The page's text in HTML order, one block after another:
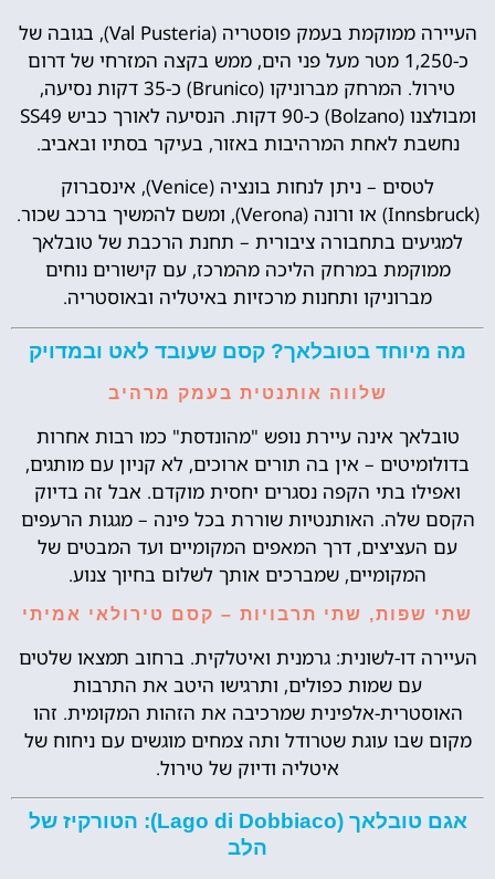
העיירה ממוקמת בעמק פוסטריה (Val Pusteria), בגובה של
כ-1,250 מטר מעל פני הים, ממש בקצה המזרחי של דרום
טירול. המרחק מברוניקו (Brunico) כ-35 דקות נסיעה,
ומבולצנו (Bolzano) כ-90 דקות. הנסיעה לאורך כביש SS49
נחשבת לאחת המרהיבות באזור, בעיקר בסתיו ובאביב.
לטסים – ניתן לנחות בונציה (Venice), אינסברוק
(Innsbruck) או ורונה (Verona), ומשם להמשיך ברכב שכור.
למגיעים בתחבורה ציבורית – תחנת הרכבת של טובלאך
ממוקמת במרחק הליכה מהמרכז, עם קישורים נוחים
מברוניקו ותחנות מרכזיות באיטליה ובאוסטריה.
מה מיוחד בטובלאך? קסם שעובד לאט ובמדויק
שלווה אותנטית בעמק מרהיב
טובלאך אינה עיירת נופש "מהונדסת" כמו רבות אחרות
בדולומיטים – אין בה תורים ארוכים, לא קניון עם מותגים,
ואפילו בתי הקפה נסגרים יחסית מוקדם. אבל זה בדיוק
הקסם שלה. האותנטיות שוררת בכל פינה – מגגות הרעפים
עם העציצים, דרך המאפים המקומיים ועד המבטים של
המקומיים, שמברכים אותך לשלום בחיוך צנוע.
שתי שפות, שתי תרבויות – קסם טירולאי אמיתי
העיירה דו-לשונית: גרמנית ואיטלקית. ברחוב תמצאו שלטים
עם שמות כפולים, ותרגישו היטב את התרבות
האוסטרית-אלפינית שמרכיבה את הזהות המקומית. זהו
מקום שבו עוגת שטרודל ותה צמחים מוגשים עם ניחוח של
איטליה ודיוק של טירול.
אגם טובלאך (Lago di Dobbiaco): הטורקיז של
הלב